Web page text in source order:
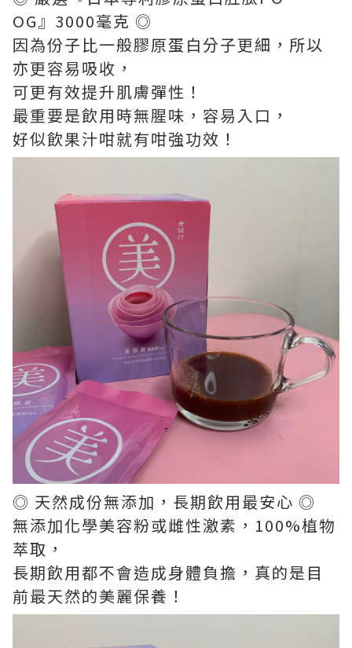
OG』3000毫克 ◎
因為份子比一般膠原蛋白分子更細，所以
亦更容易吸收，
可更有效提升肌膚彈性！
最重要是飲用時無腥味，容易入口，
好似飲果汁咁就有咁強功效！
◎ 天然成份無添加，長期飲用最安心 ◎
無添加化學美容粉或雌性激素，100%植物
萃取，
長期飲用都不會造成身體負擔，真的是目
前最天然的美麗保養！